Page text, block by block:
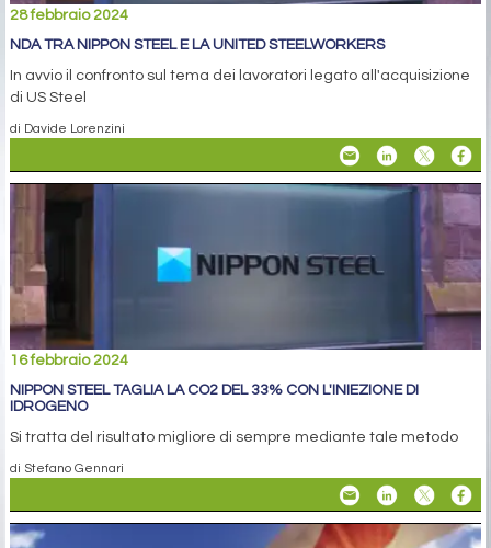
28 febbraio 2024
NDA TRA NIPPON STEEL E LA UNITED STEELWORKERS
In avvio il confronto sul tema dei lavoratori legato all'acquisizione
di US Steel
di Davide Lorenzini
16 febbraio 2024
NIPPON STEEL TAGLIA LA CO2 DEL 33% CON L'INIEZIONE DI
IDROGENO
Si tratta del risultato migliore di sempre mediante tale metodo
di Stefano Gennari